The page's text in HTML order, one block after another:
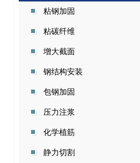
粘钢加固
粘碳纤维
增大截面
钢结构安装
包钢加固
压力注浆
化学植筋
静力切割